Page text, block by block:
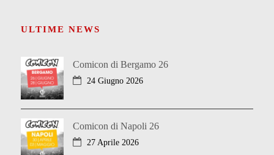
ULTIME NEWS
Comicon di Bergamo 26
24 Giugno 2026
Comicon di Napoli 26
27 Aprile 2026